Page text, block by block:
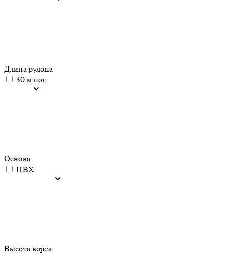
Длина рулона
30 м.пог.
Основа
ПВХ
Высота ворса